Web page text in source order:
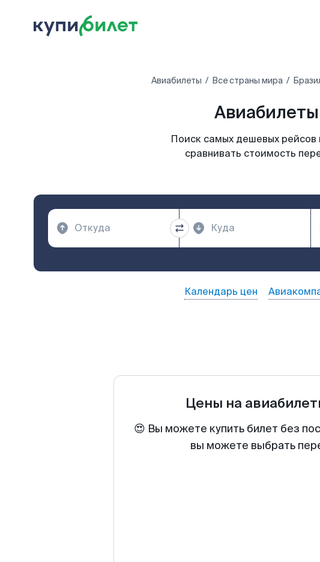
Авиабилеты Все страны мира
Поиск самых дешевых рейсов
сравнивать стоимость
Календарь цен
Цены на
😍 Вы можете купить билет без
вы можете выбрать